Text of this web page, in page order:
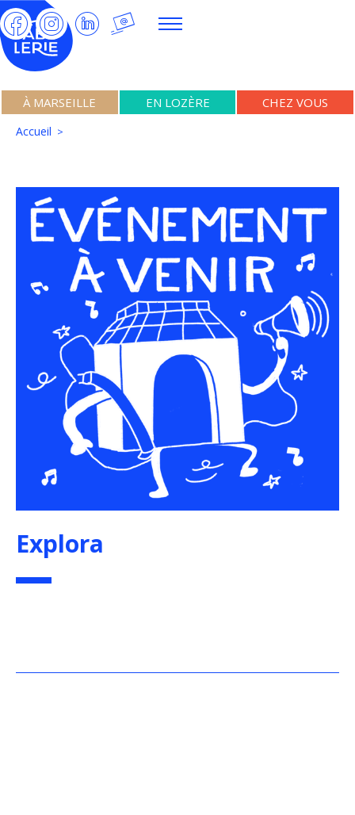
À MARSEILLE EN LOZÈRE CHEZ VOUS
Accueil
Explora